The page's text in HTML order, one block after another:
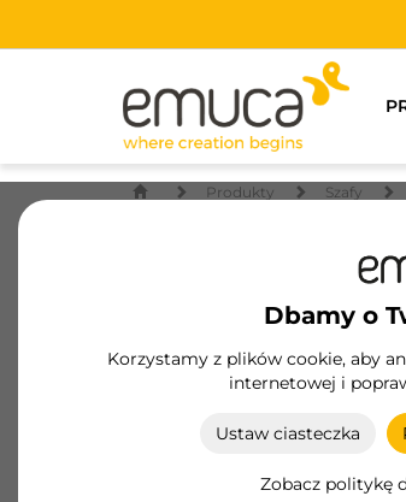
Dbamy o
Korzystamy z plików cookie, aby
internetowej i
Ustaw ciasteczka
Zobacz politykę
Produkty Szafy